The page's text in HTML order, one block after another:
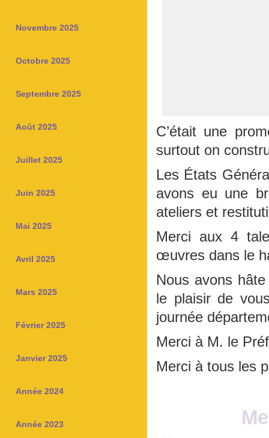
Novembre 2025
Octobre 2025
Septembre 2025
Août 2025
Juillet 2025
Juin 2025
Mai 2025
Avril 2025
Mars 2025
Février 2025
Janvier 2025
Année 2024
Année 2023
C’était une
surtout on
Les États
avons eu une
ateliers et
Merci aux 4
œuvres dans le
Nous avons
le plaisir de
journée
Merci à M. le
Merci à tous les